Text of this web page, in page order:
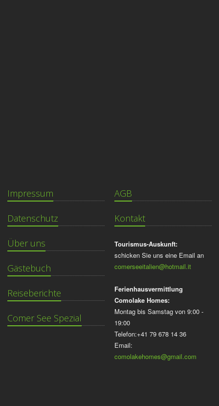
Impressum
Datenschutz
Über uns
Gästebuch
Reiseberichte
Comer See Spezial
AGB
Kontakt
Tourismus-Auskunft:
schicken Sie uns eine Email an
comerseeitalien@hotmail.it
Ferienhausvermittlung
Comolake Homes:
Montag bis Samstag von 9:00 -
19:00
Telefon:+41 79 678 14 36
Email:
comolakehomes@gmail.com